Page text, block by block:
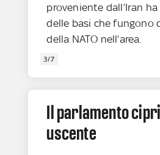
proveniente dall’Iran
delle basi che fungono
della NATO nell’area.
3/7
Il parlamento
uscente